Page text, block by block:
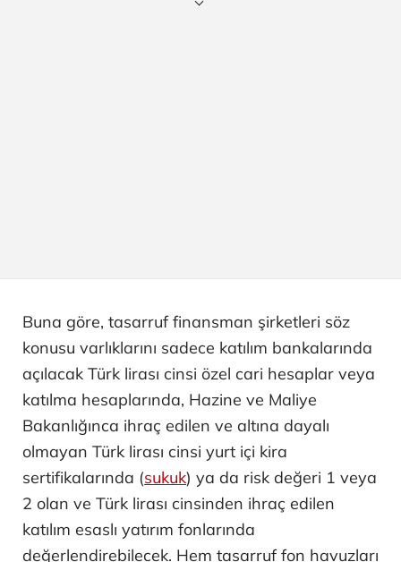
Buna göre, tasarruf finansman şirketleri söz
konusu varlıklarını sadece katılım bankalarında
açılacak Türk lirası cinsi özel cari hesaplar veya
katılma hesaplarında, Hazine ve Maliye
Bakanlığınca ihraç edilen ve altına dayalı
olmayan Türk lirası cinsi yurt içi kira
sertifikalarında (sukuk) ya da risk değeri 1 veya
2 olan ve Türk lirası cinsinden ihraç edilen
katılım esaslı yatırım fonlarında
değerlendirebilecek. Hem tasarruf fon havuzları